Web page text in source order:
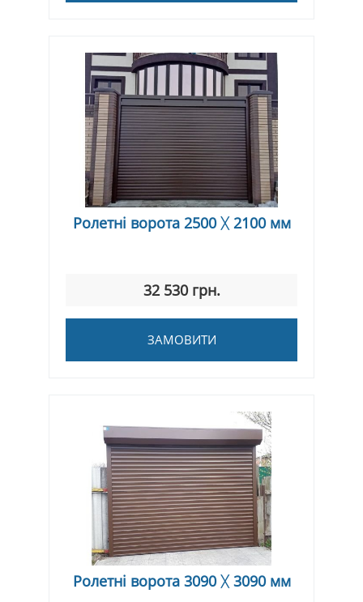
Ролетні ворота 2500 ᚷ 2100 мм
32 530 грн.
ЗАМОВИТИ
Ролетні ворота 3090 ᚷ 3090 мм